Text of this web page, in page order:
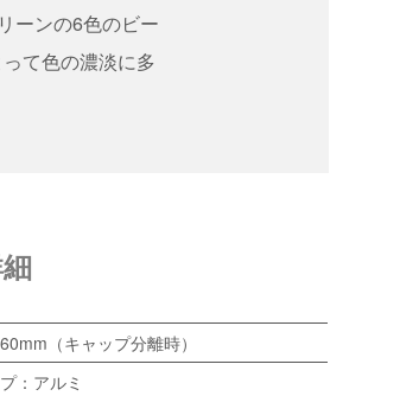
ーンの6色のビー
て色の濃淡に多
（キャップ分離時）
：アルミ